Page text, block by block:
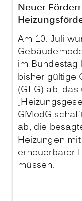
Neuer
Am 10. Juli
im Bundestag
bisher gültige
(GEG) ab,
GModG
ab, die
Heizungen
erneuerbarer
müssen.